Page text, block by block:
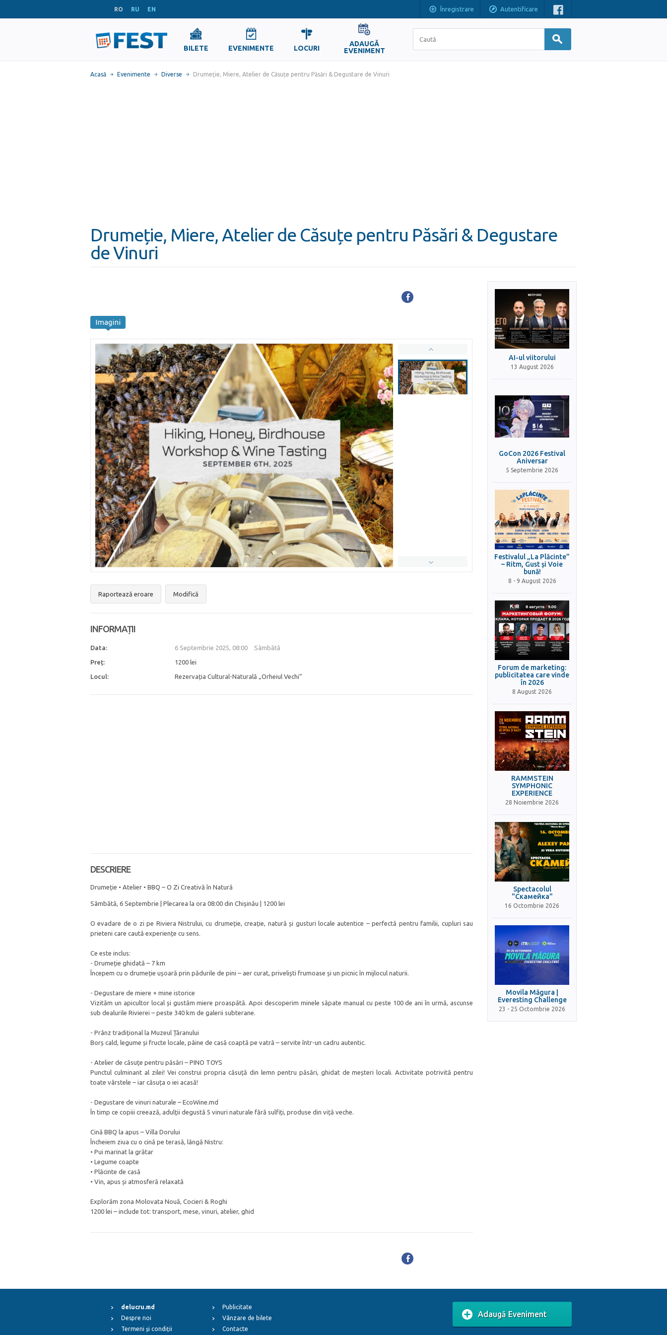
RO RU EN Înregistrare Autentificare
BILETE EVENIMENTE LOCURI
ADAUGĂ
EVENIMENT
Acasă Evenimente Diverse Drumeție, Miere, Atelier de Căsuțe pentru Păsări & Degustare de Vinuri
Drumeție, Miere, Atelier de Căsuțe pentru Păsări & Degustare
de Vinuri
Imagini
Raportează eroare Modifică
INFORMAȚII
Data: 6 Septembrie 2025, 08:00 Sâmbătă
Preț: 1200 lei
Locul: Rezervația Cultural-Naturală „Orheiul Vechi”
DESCRIERE
Drumeție • Atelier • BBQ – O Zi Creativă în Natură
Sâmbătă, 6 Septembrie | Plecarea la ora 08:00 din Chișinău | 1200 lei
O evadare de o zi pe Riviera Nistrului, cu drumeție, creație, natură și gusturi locale autentice – perfectă pentru familii, cupluri sau
prieteni care caută experiențe cu sens.
Ce este inclus:
- Drumeție ghidată – 7 km
Începem cu o drumeție ușoară prin pădurile de pini – aer curat, priveliști frumoase și un picnic în mijlocul naturii.
- Degustare de miere + mine istorice
Vizităm un apicultor local și gustăm miere proaspătă. Apoi descoperim minele săpate manual cu peste 100 de ani în urmă, ascunse
sub dealurile Rivierei – peste 340 km de galerii subterane.
- Prânz tradițional la Muzeul Țăranului
Borș cald, legume și fructe locale, pâine de casă coaptă pe vatră – servite într-un cadru autentic.
- Atelier de căsuțe pentru păsări – PINO TOYS
Punctul culminant al zilei! Vei construi propria căsuță din lemn pentru păsări, ghidat de meșteri locali. Activitate potrivită pentru
toate vârstele – iar căsuța o iei acasă!
- Degustare de vinuri naturale – EcoWine.md
În timp ce copiii creează, adulții degustă 5 vinuri naturale fără sulfiți, produse din viță veche.
Cină BBQ la apus – Villa Dorului
Încheiem ziua cu o cină pe terasă, lângă Nistru:
• Pui marinat la grătar
• Legume coapte
• Plăcinte de casă
• Vin, apus și atmosferă relaxată
Explorăm zona Molovata Nouă, Cocieri & Roghi
1200 lei – include tot: transport, mese, vinuri, atelier, ghid
AI-ul viitorului
13 August 2026
GoCon 2026 Festival
Aniversar
5 Septembrie 2026
Festivalul „La Plăcinte”
– Ritm, Gust și Voie
bună!
8 - 9 August 2026
Forum de marketing:
publicitatea care vinde
în 2026
8 August 2026
RAMMSTEIN
SYMPHONIC
EXPERIENCE
28 Noiembrie 2026
Spectacolul
"Скамейка"
16 Octombrie 2026
Movila Măgura |
Everesting Challenge
23 - 25 Octombrie 2026
delucru.md
Despre noi
Termeni și condiții
Publicitate
Vânzare de bilete
Contacte
Adaugă Eveniment